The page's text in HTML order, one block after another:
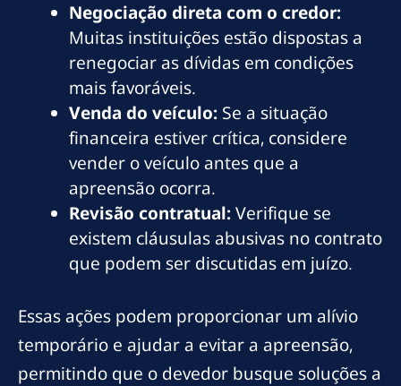
Negociação direta com o credor:
Muitas instituições estão dispostas a
renegociar as dívidas em condições
mais favoráveis.
Venda do veículo: Se a situação
financeira estiver crítica, considere
vender o veículo antes que a
apreensão ocorra.
Revisão contratual:Verifique se
existem cláusulas abusivas no contrato
que podem ser discutidas em juízo.
Essas ações podem proporcionar um alívio
temporário e ajudar a evitar a apreensão,
permitindo que o devedor busque soluções a